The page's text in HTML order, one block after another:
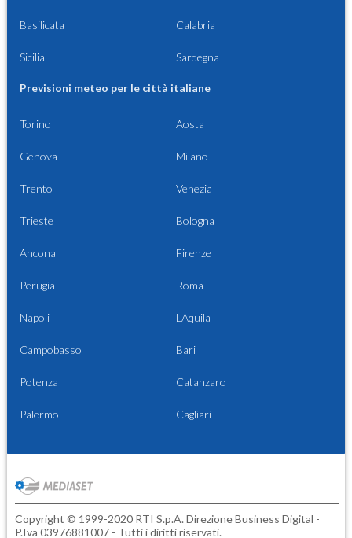
Basilicata Calabria
Sicilia Sardegna
Previsioni meteo per le città italiane
Torino Aosta
Genova Milano
Trento Venezia
Trieste Bologna
Ancona Firenze
Perugia Roma
Napoli L'Aquila
Campobasso Bari
Potenza Catanzaro
Palermo Cagliari
Copyright © 1999-2020 RTI S.p.A. Direzione Business Digital -
P.Iva 03976881007 - Tutti i diritti riservati.